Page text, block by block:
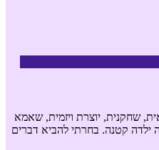
שחקנית, יוצרת ויזמית, שאמא
ילדה קטנה. בחרתי להביא דברים